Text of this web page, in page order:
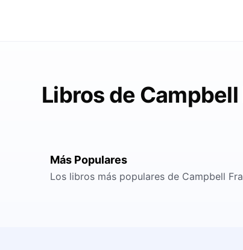
Libros de
Más Populares
Los libros más populares de Campbell